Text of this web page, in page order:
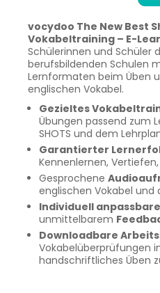
vocydoo The New Best
Vokabeltraining – E-
Schülerinnen und Schüler
berufsbildenden Schulen
Lernformaten beim Üben
englischen Vokabel.
Gezieltes
Übungen passend zum
SHOTS und dem
Garantierter
Kennenlernen,
Gesprochene
englischen Vokabel und
Individuell
unmittelbarem
Downloadbare
Vokabelüberprüfungen
handschriftliches Üben